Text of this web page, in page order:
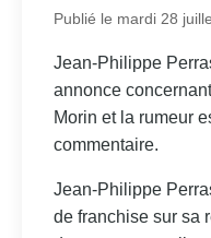
Publié le mardi 28
Jean-Philippe
annonce
Morin et la rumeur
commentaire.
Jean-Philippe
de franchise sur sa